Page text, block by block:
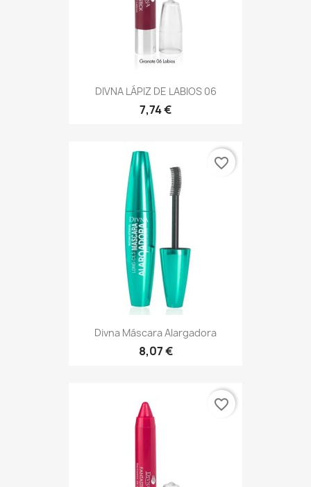
DIVNA LÁPIZ DE LABIOS 06
7,74 €
Divna Máscara Alargadora
8,07 €
favorite_border
favorite_border